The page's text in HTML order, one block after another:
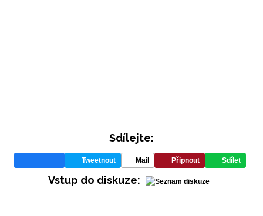
Sdílejte:
Tweetnout Mail Připnout Sdílet
Vstup do diskuze: